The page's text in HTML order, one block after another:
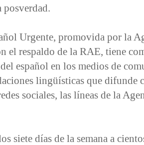
posverdad.
Urgente, promovida por la
el respaldo de la RAE, tiene
español en los medios de
lingüísticas que difunde
sociales, las líneas de la
siete días de la semana a